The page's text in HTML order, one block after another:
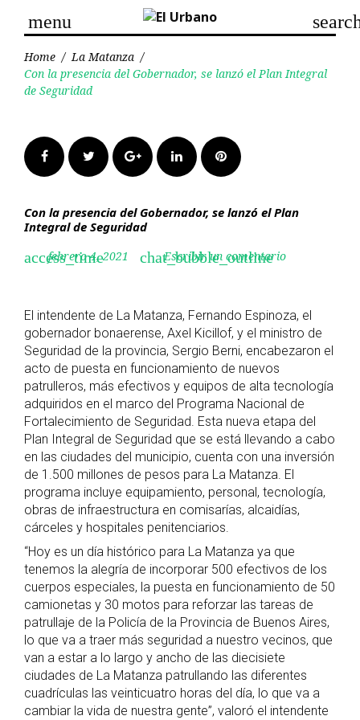
menu
Home / La Matanza /
Con la presencia del Gobernador, se lanzó el Plan Integral
de Seguridad
FacebookTwitter Google+LinkedInPinterest
Con la presencia del Gobernador, se lanzó el Plan
Integral de Seguridad
access_time
febrero 4, 2021 chat_bubble_outline
Escribir un comentario
El intendente de La Matanza, Fernando Espinoza, el
gobernador bonaerense, Axel Kicillof, y el ministro de
Seguridad de la provincia, Sergio Berni, encabezaron el
acto de puesta en funcionamiento de nuevos
patrulleros, más efectivos y equipos de alta tecnología
adquiridos en el marco del Programa Nacional de
Fortalecimiento de Seguridad. Esta nueva etapa del
Plan Integral de Seguridad que se está llevando a cabo
en las ciudades del municipio, cuenta con una inversión
de 1.500 millones de pesos para La Matanza. El
programa incluye equipamiento, personal, tecnología,
obras de infraestructura en comisarías, alcaidías,
cárceles y hospitales penitenciarios.
“Hoy es un día histórico para La Matanza ya que
tenemos la alegría de incorporar 500 efectivos de los
cuerpos especiales, la puesta en funcionamiento de 50
camionetas y 30 motos para reforzar las tareas de
patrullaje de la Policía de la Provincia de Buenos Aires,
lo que va a traer más seguridad a nuestro vecinos, que
van a estar a lo largo y ancho de las diecisiete
ciudades de La Matanza patrullando las diferentes
cuadrículas las veinticuatro horas del día, lo que va a
cambiar la vida de nuestra gente”, valoró el intendente